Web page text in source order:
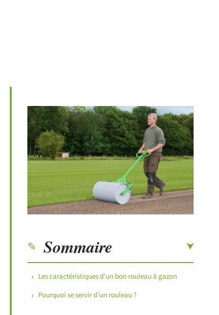
Sommaire
Les caractéristiques d’un bon rouleau à gazon
Pourquoi se servir d’un rouleau ?